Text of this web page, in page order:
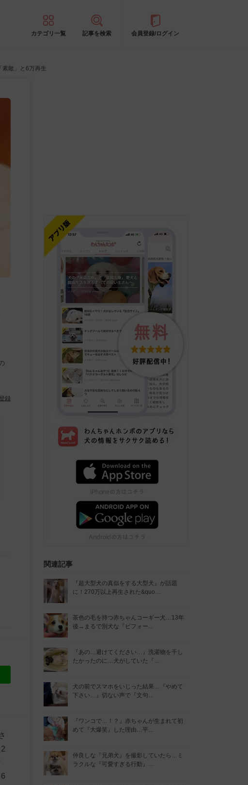
カテゴリ一覧 記事を検索 会員登録/ログイン
敵」と6万再生
録
関連記事
『超大型犬の真似をする大型犬』が話題
に！270万以上再生された&quo…
茶色の毛を持つ赤ちゃんコーギー犬…13年
後→まるで別犬な『ビフォー…
『あの…避けてください…』洗濯物を干し
たかったのに…犬がしていた『…
犬の前でスマホをいじった結果…『やめて
下さい…』切ない声で『文句…
『ワンコで…！？』赤ちゃんが生まれて初
めて『大爆笑』した理由…平…
仲良しな『兄弟犬』を撮影していたら…ミ
ラクルな『可愛すぎる行動』…